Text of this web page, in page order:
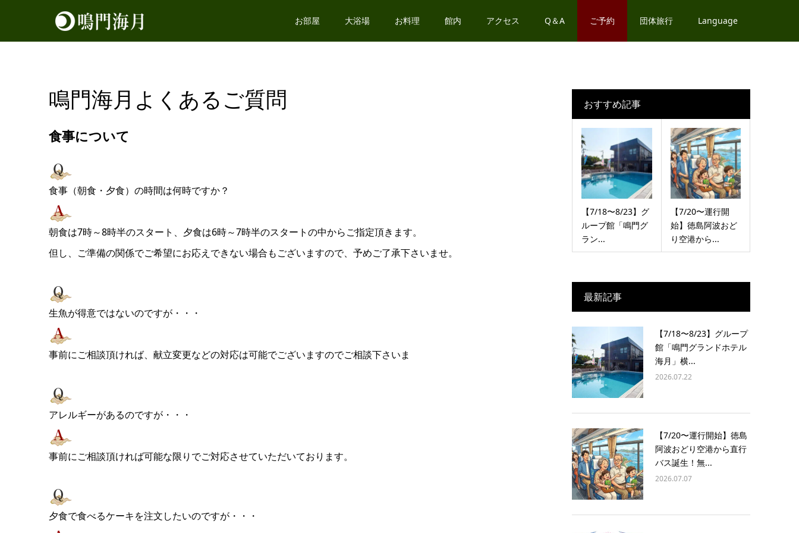
お部屋 大浴場 お料理 館内 アクセス Q＆A ご予約 団体旅行 Language
お知らせ 鳴門海月よくあるご質問
鳴門海月よくあるご質問
食事について
食事（朝食・夕食）の時間は何時ですか？
朝食は7時～8時半のスタート、夕食は6時～7時半のスタートの中からご指定頂きます。
但し、ご準備の関係でご希望にお応えできない場合もございますので、予めご了承下さいませ。
生魚が得意ではないのですが・・・
事前にご相談頂ければ、献立変更などの対応は可能でございますのでご相談下さいま
アレルギーがあるのですが・・・
事前にご相談頂ければ可能な限りでご対応させていただいております。
夕食で食べるケーキを注文したいのですが・・・
おすすめ記事
【7/18〜8/23】グ
ループ館「鳴門グ
ラン...
【7/20〜運行開
始】徳島阿波おど
り空港から...
最新記事
【7/18〜8/23】グループ
館「鳴門グランドホテル
海月」横...
2026.07.22
【7/20〜運行開始】徳島
阿波おどり空港から直行
バス誕生！無...
2026.07.07